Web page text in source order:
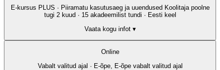
E-kursus PLUS · Piiramatu kasutusaeg ja uuendused Koolitaja poolne
tugi 2 kuud · 15 akadeemilist tundi · Eesti keel
Vaata kogu infot ▾
Online
Vabalt valitud ajal · E-õpe, E-õpe vabalt valitud ajal